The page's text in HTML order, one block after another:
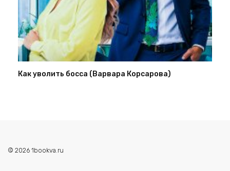
Как уволить босса (Варвара Корсарова)
© 2026 1bookva.ru